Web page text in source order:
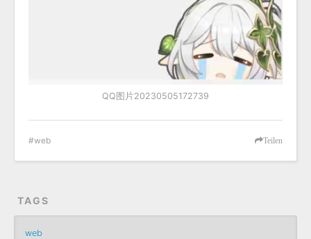
QQ图片20230505172739
Teilen
web
TAGS
web